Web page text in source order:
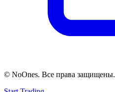
© NoOnes. Все права защищены.